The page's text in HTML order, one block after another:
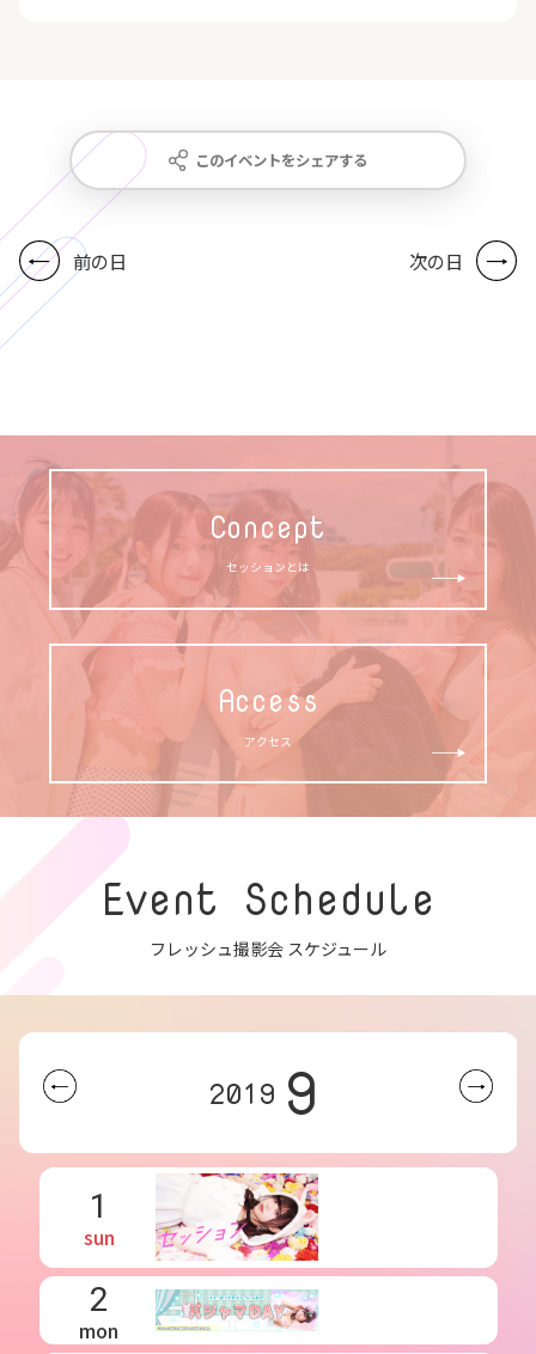
このイベントをシェアする
前の日 次の日
Concept
セッションとは
Access
アクセス
Event Schedule
フレッシュ撮影会 スケジュール
2019 9
1
sun
2
mon